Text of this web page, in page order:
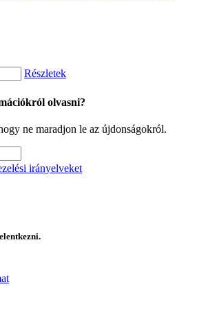
Részletek
olvasni?
ne maradjon le az újdonságokról.
irányelveket